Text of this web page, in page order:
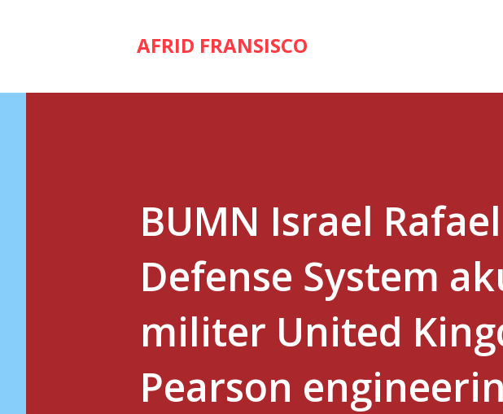
AFRID FRANSISCO
BUMN Israel
Defense System
militer United
Pearson